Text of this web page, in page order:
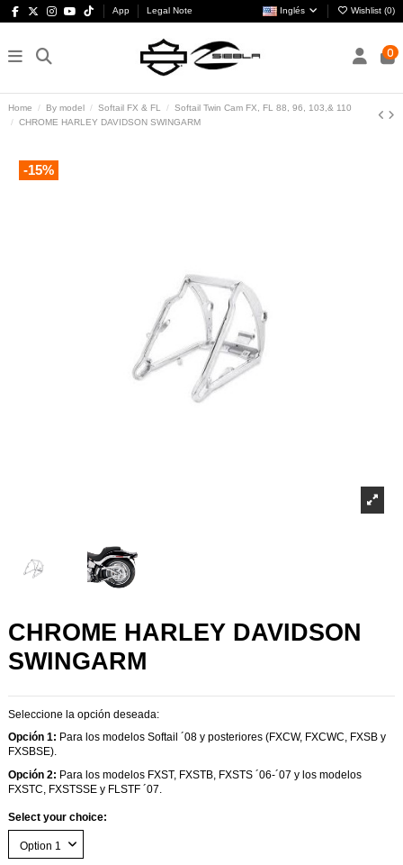
App Legal Note Inglés Wishlist (0)
0
Home By model Softail FX & FL
Softail Twin Cam FX, FL 88, 96, 103,& 110
CHROME HARLEY DAVIDSON SWINGARM
-15%
CHROME HARLEY DAVIDSON
SWINGARM
Seleccione la opción deseada:
Opción 1: Para los modelos Softail ´08 y posteriores (FXCW, FXCWC, FXSB y
FXSBSE).
Opción 2: Para los modelos FXST, FXSTB, FXSTS ´06-´07 y los modelos
FXSTC, FXSTSSE y FLSTF ´07.
Select your choice: